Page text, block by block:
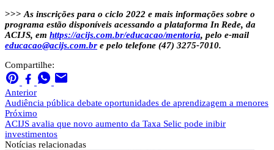
>>> As inscrições para o ciclo 2022 e mais informações sobre o
programa estão disponíveis acessando a plataforma In Rede, da
ACIJS, em https://acijs.com.br/educacao/mentoria, pelo e-mail
educacao@acijs.com.br e pelo telefone (47) 3275-7010.
Compartilhe:
Anterior
Audiência pública debate oportunidades de aprendizagem a menores
Próximo
ACIJS avalia que novo aumento da Taxa Selic pode inibir
investimentos
Notícias relacionadas